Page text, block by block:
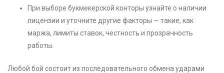
При выборе букмекерской конторы узнайте о наличии
лицензии и уточните другие факторы — такие, как
маржа, лимиты ставок, честность и прозрачность
работы.
Любой бой состоит из последовательного обмена ударами